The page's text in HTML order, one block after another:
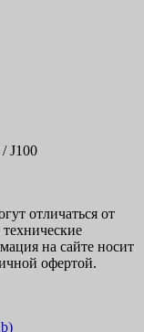
J100
отличаться от
на сайте носит
офертой.